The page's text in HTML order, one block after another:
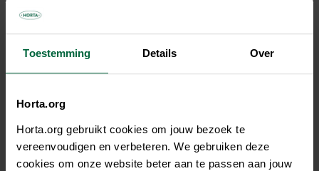
Toestemming Details Over
Horta.org
Horta.org gebruikt cookies om jouw bezoek te
vereenvoudigen en verbeteren. We gebruiken deze
cookies om onze website beter aan te passen aan jouw
Blueplus pH- 15% acide sulfurique 20l bidon consigne